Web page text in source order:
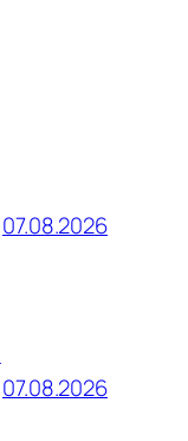
07.08.2026
07.08.2026